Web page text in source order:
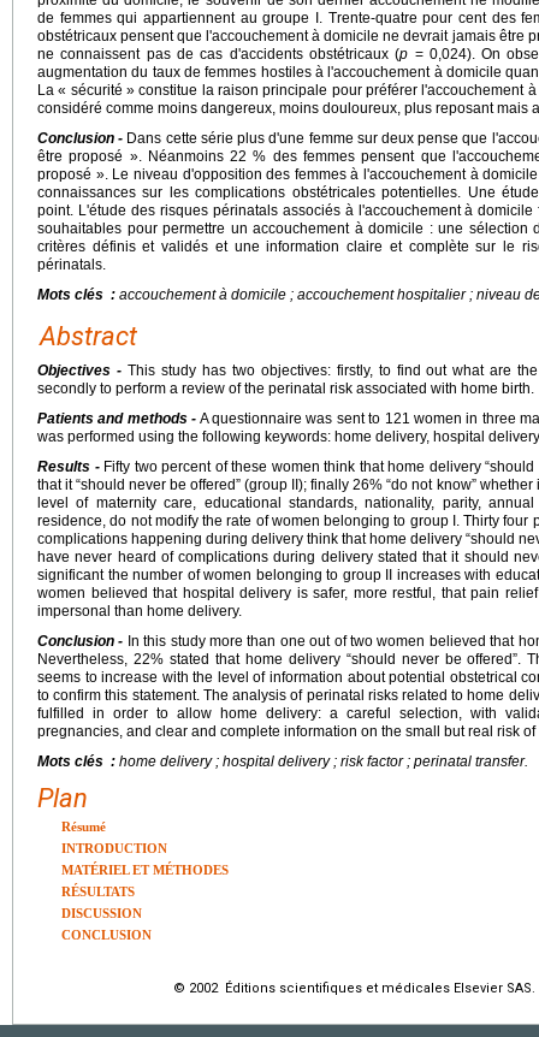
de femmes qui appartiennent au groupe I. Trente-quatre pour cent des
obstétricaux pensent que l'accouchement à domicile ne devrait jamais être
ne connaissent pas de cas d'accidents obstétricaux (p = 0,024). On
augmentation du taux de femmes hostiles à l'accouchement à domicile
La « sécurité » constitue la raison principale pour préférer l'accouchement
considéré comme moins dangereux, moins douloureux, plus reposant mais
Conclusion - Dans cette série plus d'une femme sur deux pense que
être proposé ». Néanmoins 22 % des femmes pensent que
proposé ». Le niveau d'opposition des femmes à l'accouchement à
connaissances sur les complications obstétricales potentielles. Une
point. L'étude des risques périnatals associés à l'accouchement à
souhaitables pour permettre un accouchement à domicile : une sélection
critères définis et validés et une information claire et complète sur le
périnatals.
Mots clés : accouchement à domicile ; accouchement hospitalier ; niveau
Abstract
Objectives - This study has two objectives: firstly, to find out what are
secondly to perform a review of the perinatal risk associated with home birth.
Patients and methods - A questionnaire was sent to 121 women in three
was performed using the following keywords: home delivery, hospital
Results - Fifty two percent of these women think that home delivery
that it “should never be offered” (group II); finally 26% “do not know”
level of maternity care, educational standards, nationality, parity,
residence, do not modify the rate of women belonging to group I. Thirty four
complications happening during delivery think that home delivery “should
have never heard of complications during delivery stated that it should
significant the number of women belonging to group II increases with
women believed that hospital delivery is safer, more restful, that pain
impersonal than home delivery.
Conclusion - In this study more than one out of two women believed that
Nevertheless, 22% stated that home delivery “should never be offered”.
seems to increase with the level of information about potential obstetrical
to confirm this statement. The analysis of perinatal risks related to home
fulfilled in order to allow home delivery: a careful selection, with
pregnancies, and clear and complete information on the small but real risk of
Mots clés : home delivery ; hospital delivery ; risk factor ; perinatal transfer.
Plan
Résumé
INTRODUCTION
MATÉRIEL ET MÉTHODES
RÉSULTATS
DISCUSSION
CONCLUSION
© 2002 Éditions scientifiques et médicales Elsevier SAS.